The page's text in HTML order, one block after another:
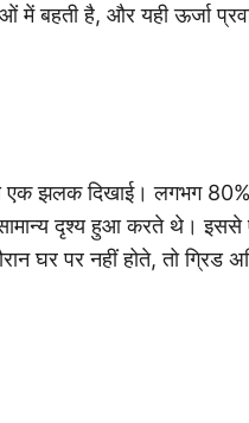
में बहती है, और यही ऊर्जा
एक झलक दिखाई। लगभग
दृश्य हुआ करते थे।
घर पर नहीं होते, तो ग्रिड